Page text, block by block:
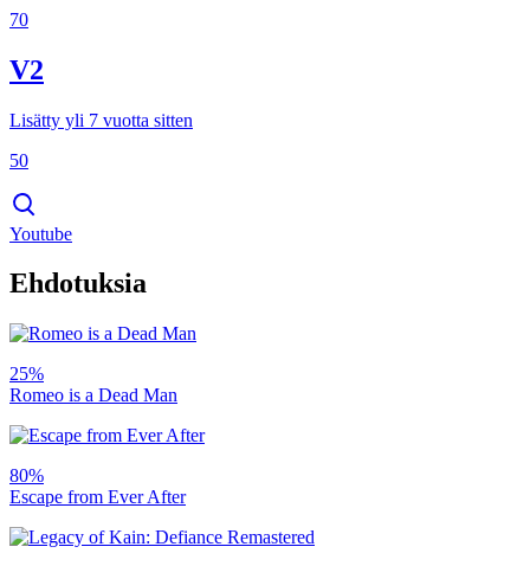
70
V2
Lisätty yli 7 vuotta sitten
50
Youtube
Ehdotuksia
25%
Romeo is a Dead Man
80%
Escape from Ever After